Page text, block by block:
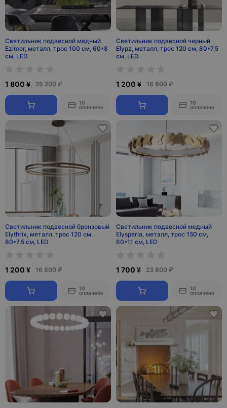
Светильник подвесной медный
Ezimor, металл, трос 100 см, 60*8
см, LED
1 800 ¥ 25 200 ₽
10
оплачено
Светильник подвесной черный
Elypz, металл, трос 120 см, 80*7.5
см, LED
1 200 ¥ 16 800 ₽
10
оплачено
Светильник подвесной бронзовый
Elythrix, металл, трос 120 см,
80*7.5 см, LED
1 200 ¥ 16 800 ₽
10
оплачено
Светильник подвесной медный
Elysperia, металл, трос 150 см,
60*11 см, LED
1 700 ¥ 23 800 ₽
10
оплачено